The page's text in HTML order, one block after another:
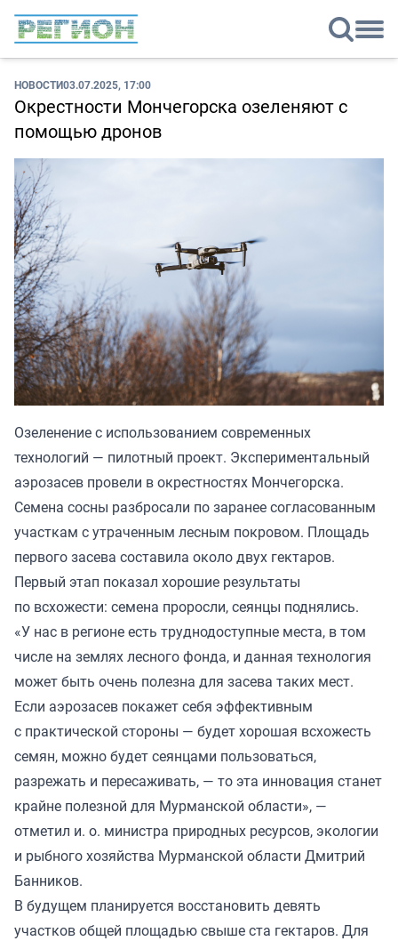
НОВОСТИ03.07.2025, 17:00
Окрестности Мончегорска озеленяют с
помощью дронов
Озеленение с использованием современных
технологий — пилотный проект. Экспериментальный
аэрозасев провели в окрестностях Мончегорска.
Семена сосны разбросали по заранее согласованным
участкам с утраченным лесным покровом. Площадь
первого засева составила около двух гектаров.
Первый этап показал хорошие результаты
по всхожести: семена проросли, сеянцы поднялись.
«У нас в регионе есть труднодоступные места, в том
числе на землях лесного фонда, и данная технология
может быть очень полезна для засева таких мест.
Если аэрозасев покажет себя эффективным
с практической стороны — будет хорошая всхожесть
семян, можно будет сеянцами пользоваться,
разрежать и пересаживать, — то эта инновация станет
крайне полезной для Мурманской области», —
отметил и. о. министра природных ресурсов, экологии
и рыбного хозяйства Мурманской области Дмитрий
Банников.
В будущем планируется восстановить девять
участков общей площадью свыше ста гектаров. Для